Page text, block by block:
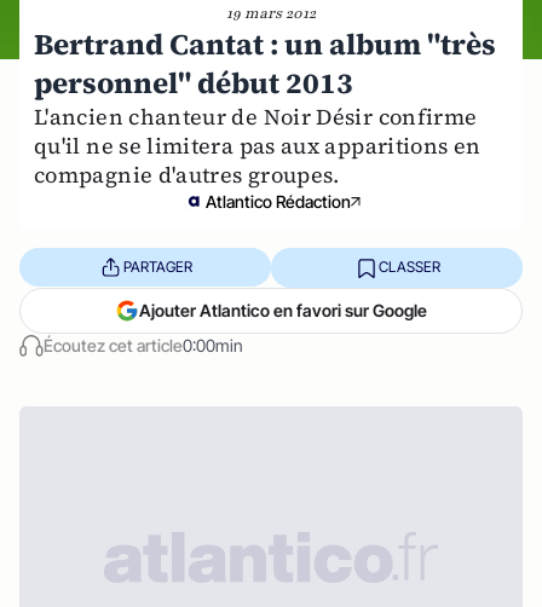
19 mars 2012
Bertrand Cantat : un album "très
personnel" début 2013
L'ancien chanteur de Noir Désir confirme
qu'il ne se limitera pas aux apparitions en
compagnie d'autres groupes.
Atlantico Rédaction
Écoutez cet article0:00min
PARTAGER CLASSER
Ajouter Atlantico en favori sur Google